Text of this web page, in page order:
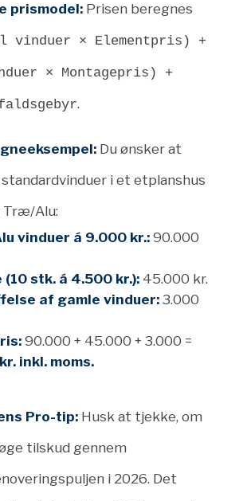
prismodel:Prisen beregnes
vinduer × Elementpris) +
× Montagepris) +
.
Du ønsker at
i et etplanshus
Træ/Alu:
vinduer á 9.000 kr.:90.000
stk. á 4.500 kr.):45.000 kr.
af gamle vinduer:3.000
90.000 + 45.000 + 3.000 =
inkl. moms.
Pro-tip:Husk at tjekke, om
tilskud gennem
i 2026. Det